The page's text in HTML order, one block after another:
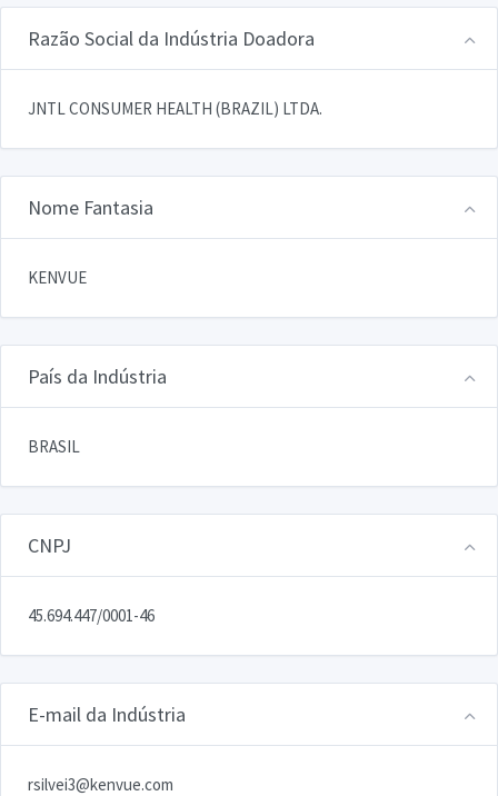
Razão Social da Indústria Doadora
JNTL CONSUMER HEALTH (BRAZIL) LTDA.
Nome Fantasia
KENVUE
País da Indústria
BRASIL
CNPJ
45.694.447/0001-46
E-mail da Indústria
rsilvei3@kenvue.com